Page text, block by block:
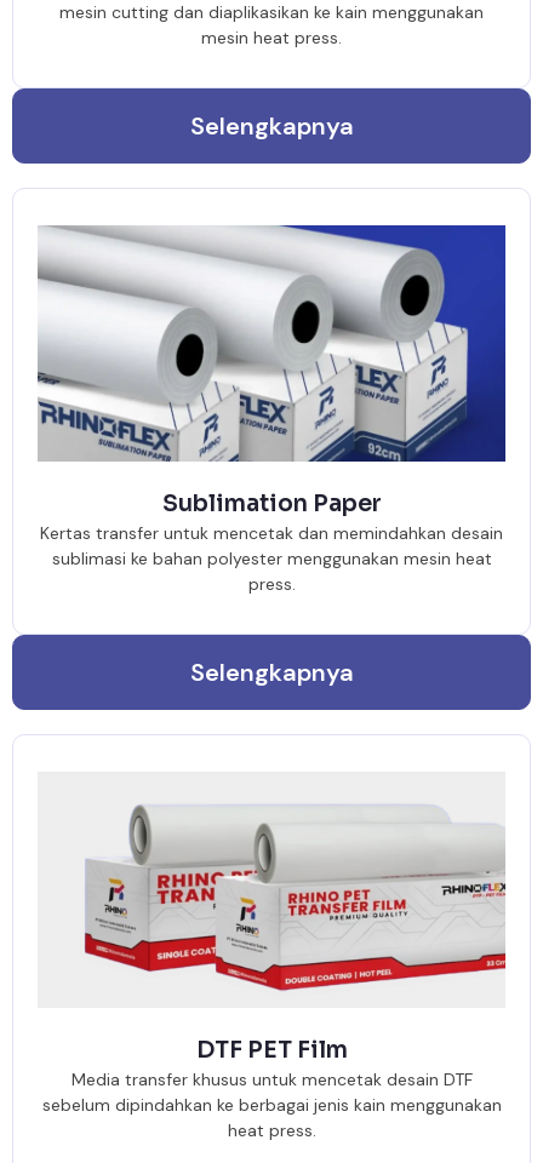
mesin cutting dan diaplikasikan ke kain menggunakan
mesin heat press.
Selengkapnya
Sublimation Paper
Kertas transfer untuk mencetak dan memindahkan desain
sublimasi ke bahan polyester menggunakan mesin heat
press.
Selengkapnya
DTF PET Film
Media transfer khusus untuk mencetak desain DTF
sebelum dipindahkan ke berbagai jenis kain menggunakan
heat press.